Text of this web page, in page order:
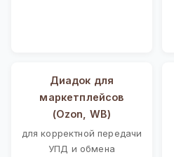
Диадок для
маркетплейсов
(Ozon, WB)
для корректной передачи
УПД и обмена